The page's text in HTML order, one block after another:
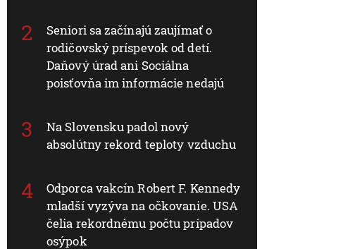
Seniori sa začínajú zaujímať o
rodičovský príspevok od detí.
Daňový úrad ani Sociálna
poisťovňa im informácie nedajú
Na Slovensku padol nový
absolútny rekord teploty vzduchu
Odporca vakcín Robert F. Kennedy
mladší vyzýva na očkovanie. USA
čelia rekordnému počtu prípadov
osýpok